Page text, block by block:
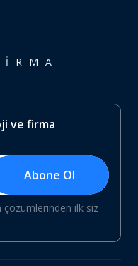
ve firma
Abone Ol
çözümlerinden ilk siz